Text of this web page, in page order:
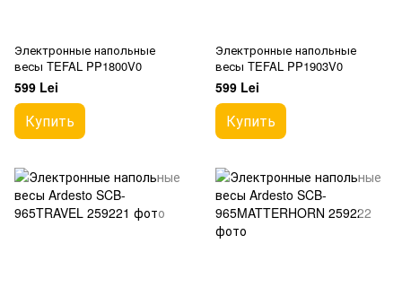
Электронные напольные
весы TEFAL PP1800V0
599 Lei
Купить
Электронные напольные
весы TEFAL PP1903V0
599 Lei
Купить